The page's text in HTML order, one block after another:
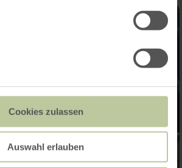
Cookies zulassen
Auswahl erlauben